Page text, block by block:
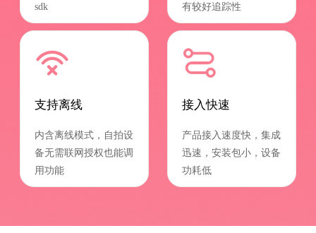
sdk
有较好追踪性
支持离线
内含离线模式，自拍设
备无需联网授权也能调
用功能
接入快速
产品接入速度快，集成
迅速，安装包小，设备
功耗低